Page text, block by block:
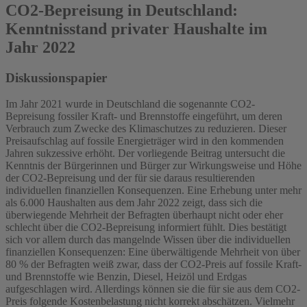
CO2-Bepreisung in Deutschland:
Kenntnisstand privater Haushalte im
Jahr 2022
Diskussionspapier
Im Jahr 2021 wurde in Deutschland die sogenannte CO2-
Bepreisung fossiler Kraft- und Brennstoffe eingeführt, um deren
Verbrauch zum Zwecke des Klimaschutzes zu reduzieren. Dieser
Preisaufschlag auf fossile Energieträger wird in den kommenden
Jahren sukzessive erhöht. Der vorliegende Beitrag untersucht die
Kenntnis der Bürgerinnen und Bürger zur Wirkungsweise und Höhe
der CO2-Bepreisung und der für sie daraus resultierenden
individuellen finanziellen Konsequenzen. Eine Erhebung unter mehr
als 6.000 Haushalten aus dem Jahr 2022 zeigt, dass sich die
überwiegende Mehrheit der Befragten überhaupt nicht oder eher
schlecht über die CO2-Bepreisung informiert fühlt. Dies bestätigt
sich vor allem durch das mangelnde Wissen über die individuellen
finanziellen Konsequenzen: Eine überwältigende Mehrheit von über
80 % der Befragten weiß zwar, dass der CO2-Preis auf fossile Kraft-
und Brennstoffe wie Benzin, Diesel, Heizöl und Erdgas
aufgeschlagen wird. Allerdings können sie die für sie aus dem CO2-
Preis folgende Kostenbelastung nicht korrekt abschätzen. Vielmehr